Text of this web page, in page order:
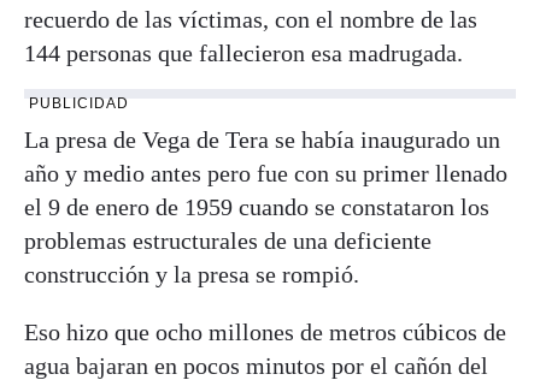
recuerdo de las víctimas, con el nombre de las
144 personas que fallecieron esa madrugada.
PUBLICIDAD
La presa de Vega de Tera se había inaugurado un
año y medio antes pero fue con su primer llenado
el 9 de enero de 1959 cuando se constataron los
problemas estructurales de una deficiente
construcción y la presa se rompió.
Eso hizo que ocho millones de metros cúbicos de
agua bajaran en pocos minutos por el cañón del